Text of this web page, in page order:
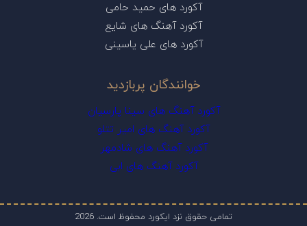
آکورد های حمید حامی
آکورد آهنگ های شایع
آکورد های علی یاسینی
خوانندگان پربازدید
آکورد آهنگ های سینا پارسیان
آکورد آهنگ های امیر تتلو
آکورد آهنگ های شادمهر
آکورد آهنگ های ابی
تمامی حقوق نزد ایکورد محفوظ است. 2026